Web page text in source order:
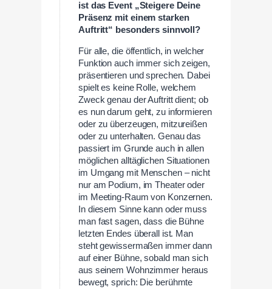
ist das Event „Steigere Deine
Präsenz mit einem starken
Auftritt“ besonders sinnvoll?
Für alle, die öffentlich, in welcher
Funktion auch immer sich zeigen,
präsentieren und sprechen. Dabei
spielt es keine Rolle, welchem
Zweck genau der Auftritt dient; ob
es nun darum geht, zu informieren
oder zu überzeugen, mitzureißen
oder zu unterhalten. Genau das
passiert im Grunde auch in allen
möglichen alltäglichen Situationen
im Umgang mit Menschen – nicht
nur am Podium, im Theater oder
im Meeting-Raum von Konzernen.
In diesem Sinne kann oder muss
man fast sagen, dass die Bühne
letzten Endes überall ist. Man
steht gewissermaßen immer dann
auf einer Bühne, sobald man sich
aus seinem Wohnzimmer heraus
bewegt, sprich: Die berühmte